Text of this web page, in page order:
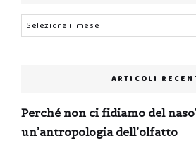
Archivi
ARTICOLI
Perché non ci fidiamo del
un’antropologia dell’olfatto